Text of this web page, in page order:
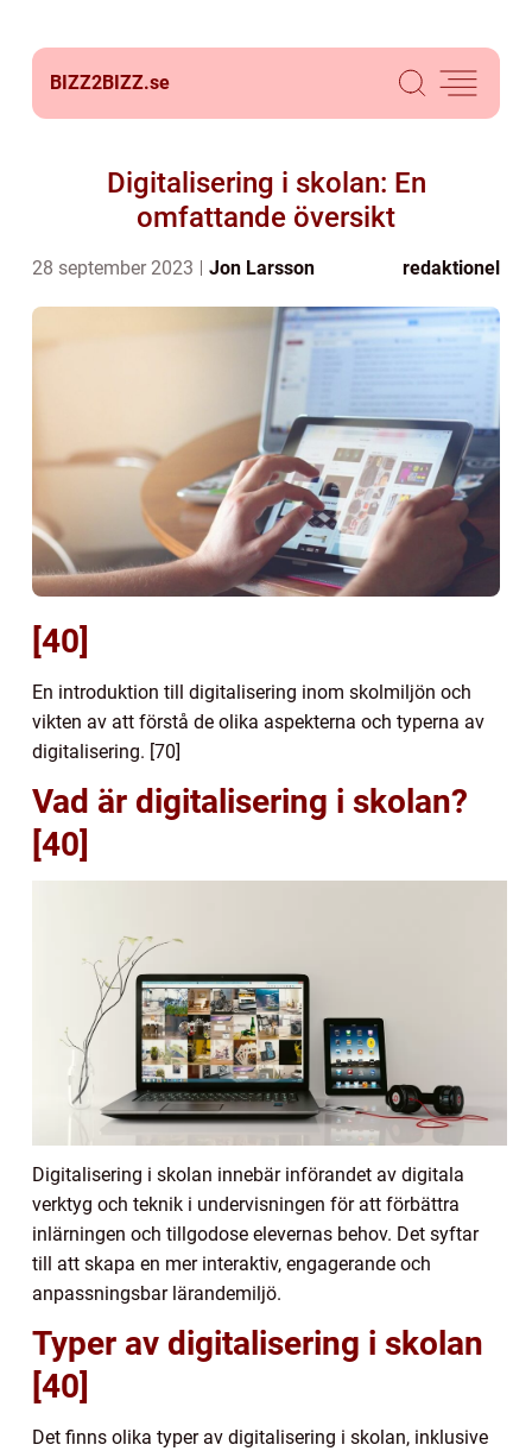
BIZZ2BIZZ.se
Digitalisering i skolan: En
omfattande översikt
28 september 2023 Jon Larsson redaktionel
[40]
En introduktion till digitalisering inom skolmiljön och
vikten av att förstå de olika aspekterna och typerna av
digitalisering. [70]
Vad är digitalisering i skolan?
[40]
Digitalisering i skolan innebär införandet av digitala
verktyg och teknik i undervisningen för att förbättra
inlärningen och tillgodose elevernas behov. Det syftar
till att skapa en mer interaktiv, engagerande och
anpassningsbar lärandemiljö.
Typer av digitalisering i skolan
[40]
Det finns olika typer av digitalisering i skolan, inklusive